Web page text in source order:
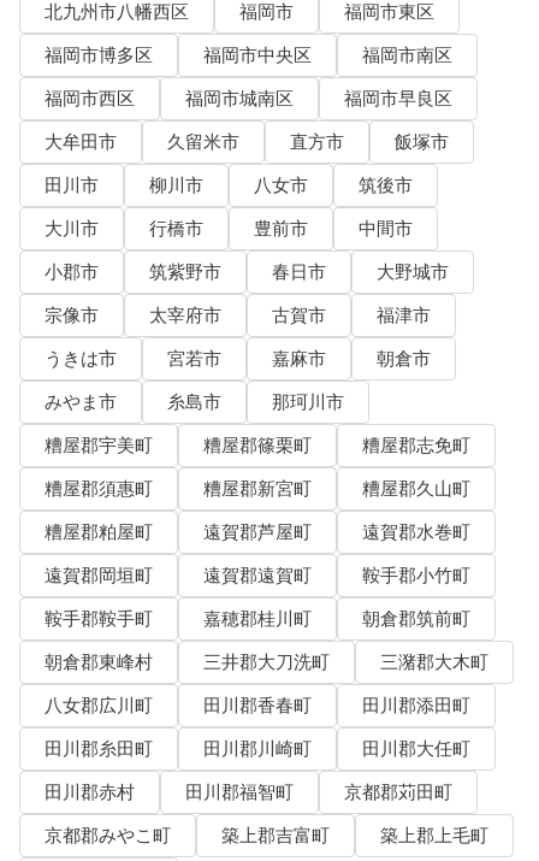
北九州市八幡西区
福岡市
福岡市東区
福岡市博多区
福岡市中央区
福岡市南区
福岡市西区
福岡市城南区
福岡市早良区
大牟田市
久留米市 直方市
飯塚市
田川市
柳川市 八女市
筑後市
大川市
行橋市 豊前市
中間市
小郡市
筑紫野市 春日市
大野城市
宗像市
太宰府市 古賀市
福津市
うきは市
宮若市 嘉麻市
朝倉市
みやま市
糸島市
那珂川市
糟屋郡宇美町
糟屋郡篠栗町
糟屋郡志免町
糟屋郡須惠町
糟屋郡新宮町
糟屋郡久山町
糟屋郡粕屋町
遠賀郡芦屋町
遠賀郡水巻町
遠賀郡岡垣町
遠賀郡遠賀町
鞍手郡小竹町
鞍手郡鞍手町
嘉穂郡桂川町
朝倉郡筑前町
朝倉郡東峰村
三井郡大刀洗町
三潴郡大木町
八女郡広川町
田川郡香春町
田川郡添田町
田川郡糸田町
田川郡川崎町
田川郡大任町
田川郡赤村
田川郡福智町
京都郡苅田町
京都郡みやこ町
築上郡吉富町
築上郡上毛町